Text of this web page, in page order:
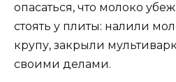
опасаться, что молоко
стоять у плиты: налили
крупу, закрыли
своими делами.